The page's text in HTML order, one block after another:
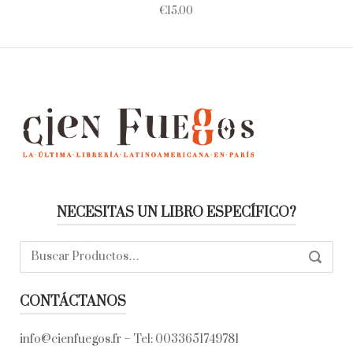
€15.00
NECESITAS UN LIBRO ESPECÍFICO?
Buscar:
CONTÁCTANOS
info@cienfuegos.fr – Tel: 0033651749781